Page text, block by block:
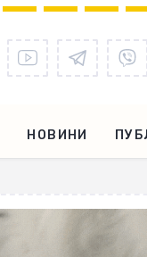
НОВИНИ